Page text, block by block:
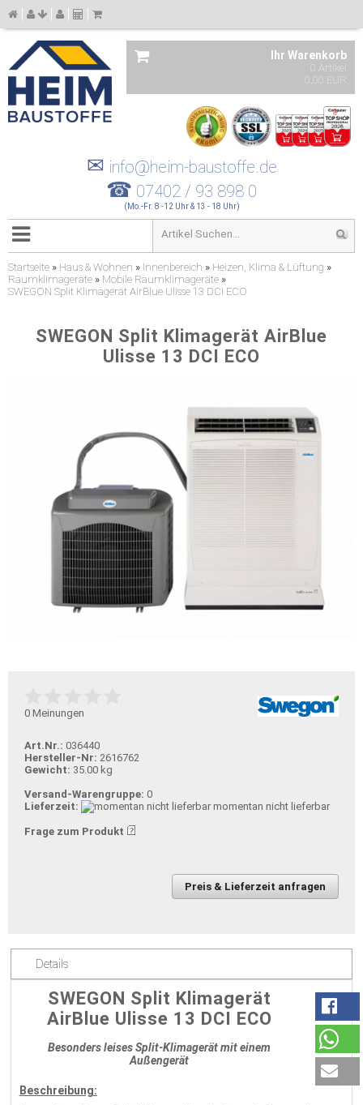
Ihr Warenkorb
0 Artikel
0,00 EUR
✉ info@heim-baustoffe.de
☎ 07402 / 93 898 0
(Mo.-Fr. 8 -12 Uhr & 13 - 18 Uhr)
Startseite » Haus & Wohnen » Innenbereich » Heizen, Klima & Lüftung »
Raumklimageräte » Mobile Raumklimageräte »
SWEGON Split Klimagerät AirBlue Ulisse 13 DCI ECO
SWEGON Split Klimagerät AirBlue
Ulisse 13 DCI ECO
0 Meinungen
Art.Nr.: 036440
Hersteller-Nr: 2616762
Gewicht: 35.00 kg
Versand-Warengruppe: 0
Lieferzeit:
momentan nicht lieferbar
Frage zum Produkt
Preis & Lieferzeit anfragen
Details
SWEGON Split Klimagerät
AirBlue Ulisse 13 DCI ECO
Besonders leises Split-Klimagerät mit einem
Außengerät
Beschreibung: